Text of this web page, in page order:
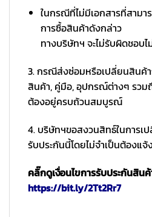
ในกรณีที่ไม่มีเอกสารที่สาม
การซื้อสินค้าดังกล่าว
ทางบริษัทฯ จะไม่รับผิดชอบ
3. กรณีส่งซ่อมหรือเปลี่ยนสินค้
สินค้า, คู่มือ, อุปกรณ์ต่างๆ รว
ต้องอยู่ครบถ้วนสมบูรณ์
4. บริษัทฯขอสงวนสิทธ์ในการเ
รับประกันนี้โดยไม่จำเป็นต้องแจ้
คลิ๊กดูเงื่อนไขการรับประกันสิน
https://bit.ly/2Tt2Rr7